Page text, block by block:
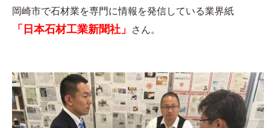
岡崎市で石材業を専門に情報を発信している業界紙
「日本石材工業新聞社」 さん。